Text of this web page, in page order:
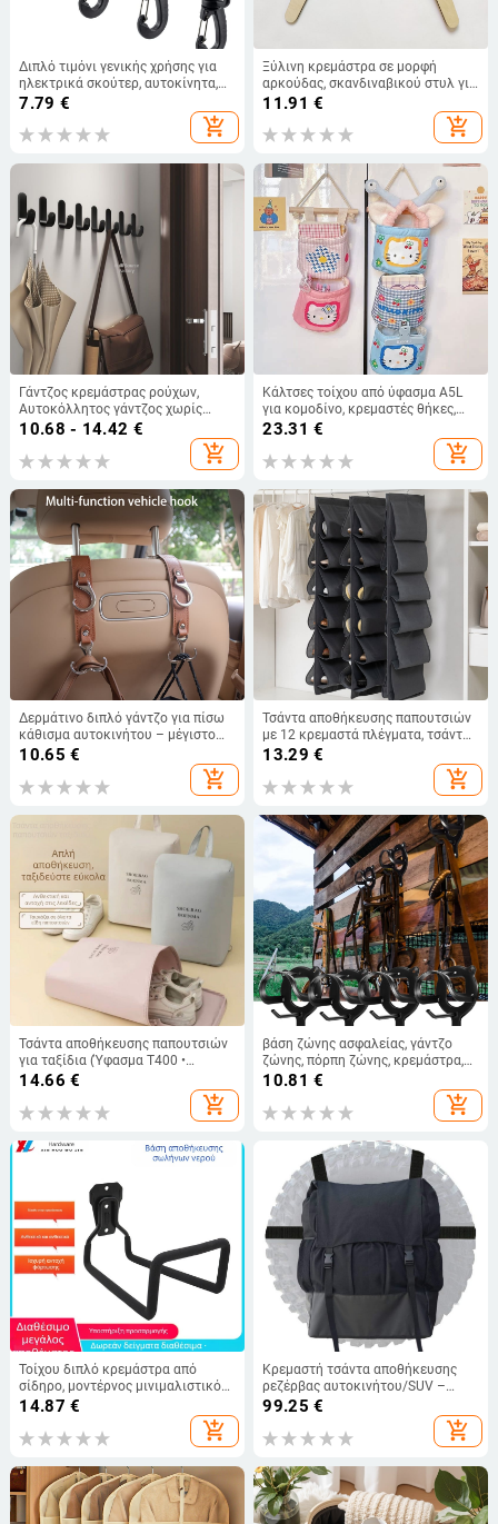
Διπλό τιμόνι γενικής χρήσης για
ηλεκτρικά σκούτερ, αυτοκίνητα,
παιδικά καροτσάκια και
αποθήκευση αξεσουάρ καροτσιού
7.79 €
add_shopping_cart
Ξύλινη κρεμάστρα σε μορφή
αρκούδας, σκανδιναβικού στυλ για
παιδικό δωμάτιο, σχεδίαση με
διακριτικό πολυτελές ύφος,
κατάλληλη για ρούχα, παντελόνια
τεμάχια
11.91 €
add_shopping_cart
Γάντζος κρεμάστρας ρούχων,
Αυτοκόλλητος γάντζος χωρίς
τρύπημα για ρούχα πίσω από την
πόρτα, Αυτοκόλλητος γάντζος
τοίχου μπάνιου με φέρουσα
10.68 - 14.42 €
add_shopping_cart
Κάλτσες τοίχου από ύφασμα A5L
για κομοδίνο, κρεμαστές θήκες,
πίσω κρεμαστή τσάντα
αποθήκευσης
23.31 €
add_shopping_cart
Δερμάτινο διπλό γάντζο για πίσω
κάθισμα αυτοκινήτου – μέγιστο
φορτίο 10 kg, μοντέρνος
κυκλοφόρησε το καλοκαίρι του
10.65 €
add_shopping_cart
Τσάντα αποθήκευσης παπουτσιών
με 12 κρεμαστά πλέγματα, τσάντα
κρεμαστή στον τοίχο,
πολυστρωματική ντουλάπα, θήκη
παπουτσιών, τρισδιάστατη
αποθήκευσης
13.29 €
add_shopping_cart
Τσάντα αποθήκευσης παπουτσιών
για ταξίδια (Ύφασμα T400 •
Σύγχρονη απλότητα • Yigou •
Θήκες και τσάντες παπουτσιών •
Φθινόπωρο 2023)
14.66 €
add_shopping_cart
βάση ζώνης ασφαλείας, γάντζο
ζώνης, πόρπη ζώνης, κρεμάστρα,
μεταλλική βάση ζώνης ασφαλείας,
προμήθειες δωματίου αλόγων
10.81 €
add_shopping_cart
Τοίχου διπλό κρεμάστρα από
σίδηρο, μοντέρνος μινιμαλιστικός
σχεδιασμός, ικανότητα φόρτωσης
14.87 €
add_shopping_cart
Κρεμαστή τσάντα αποθήκευσης
ρεζέρβας αυτοκινήτου/SUV –
απορρίμματα και εργαλεία,
99.25 €
add_shopping_cart